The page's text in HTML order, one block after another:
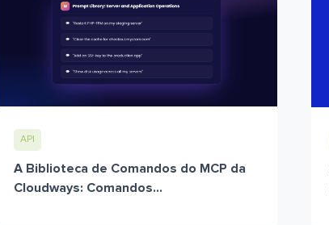
API
A Biblioteca de Comandos do MCP da
Cloudways: Comandos...